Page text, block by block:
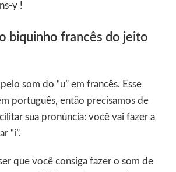
y !
biquinho francês do jeito
som do “u” em francês. Esse
português, então precisamos de
sua pronúncia: você vai fazer a
“i”.
que você consiga fazer o som de